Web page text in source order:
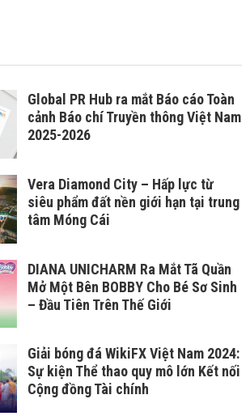
Global PR Hub ra mắt Báo cáo Toàn
cảnh Báo chí Truyền thông Việt Nam
2025-2026
Vera Diamond City – Hấp lực từ
siêu phẩm đất nền giới hạn tại trung
tâm Móng Cái
DIANA UNICHARM Ra Mắt Tã Quần
Mở Một Bên BOBBY Cho Bé Sơ Sinh
– Đầu Tiên Trên Thế Giới
Giải bóng đá WikiFX Việt Nam 2024:
Sự kiện Thể thao quy mô lớn Kết nối
Cộng đồng Tài chính